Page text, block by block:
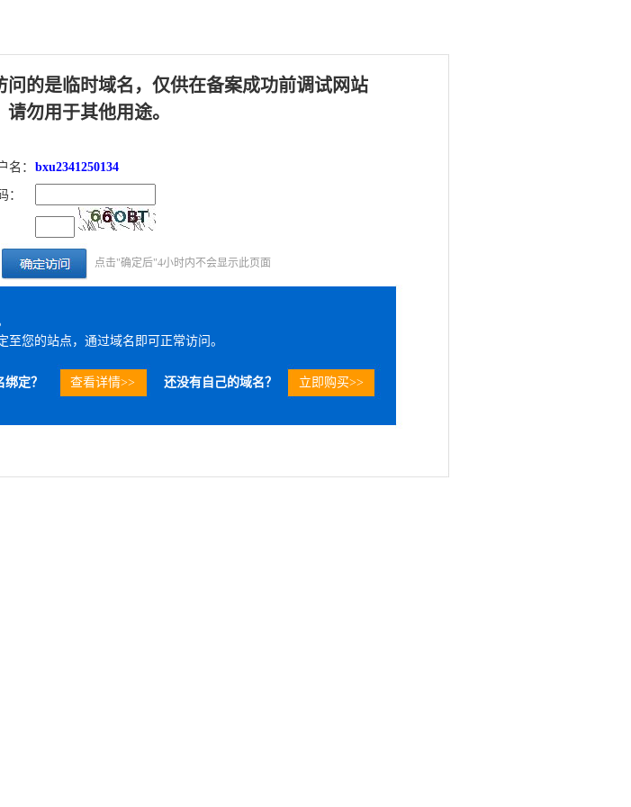
问的是临时域名，仅供在备案成功前调试网站
请勿用于其他用途。
名： bxu2341250134
：
点击"确定后"4小时内不会显示此页面
您的站点，通过域名即可正常访问。
还没有自己的域名？
查看详情>> 立即购买>>
定？